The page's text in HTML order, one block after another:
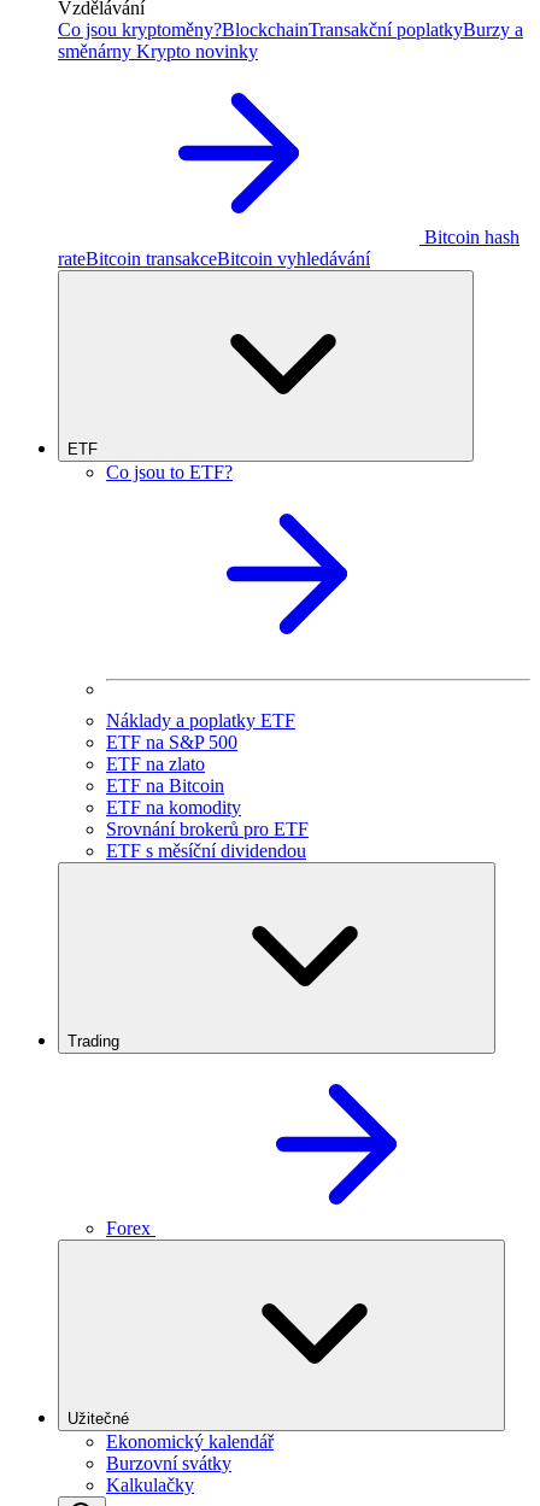
Vzdělávání
Co jsou kryptoměny?BlockchainTransakční poplatkyBurzy a
směnárny Krypto novinky
Bitcoin hash
rateBitcoin transakceBitcoin vyhledávání
ETF
Co jsou to ETF?
Náklady a poplatky ETF
ETF na S&P 500
ETF na zlato
ETF na Bitcoin
ETF na komodity
Srovnání brokerů pro ETF
ETF s měsíční dividendou
Trading
Forex
Užitečné
Ekonomický kalendář
Burzovní svátky
Kalkulačky